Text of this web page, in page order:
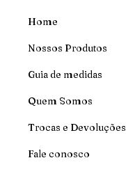
Home
Nossos Produtos
Guia de medidas
Quem Somos
Trocas e Devoluções
Fale conosco